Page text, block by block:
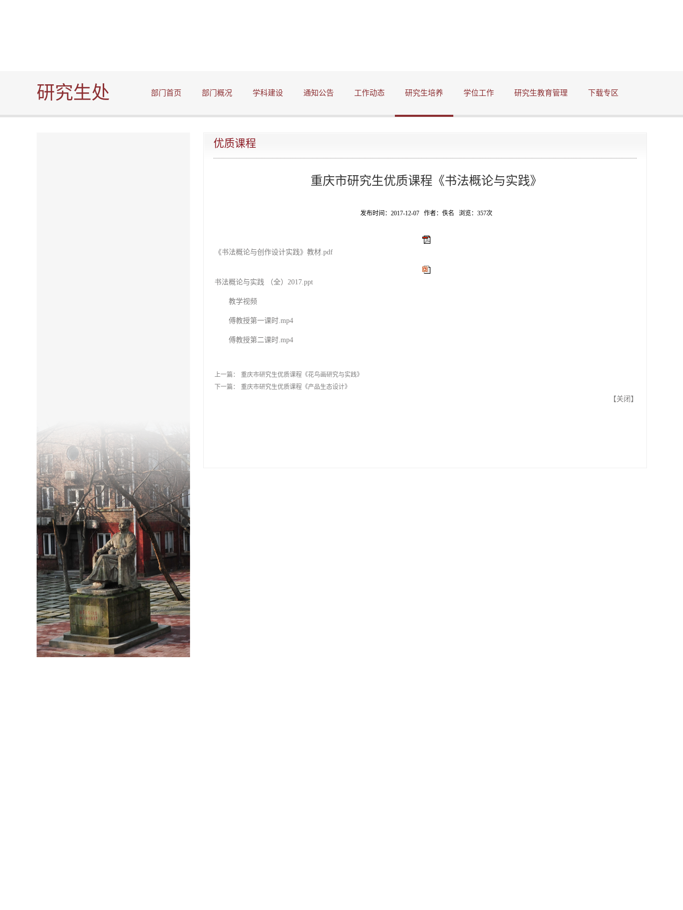
研究生处 部门首页 部门概况 学科建设 通知公告 工作动态 研究生培养 学位工作 研究生教育管理 下载专区
优质课程
重庆市研究生优质课程《书法概论与实践》
发布时间：2017-12-07 作者：佚名 浏览： 357次
《书法概论与创作设计实践》教材.pdf
书法概论与实践 （全）2017.ppt
教学视频
傅教授第一课时.mp4
傅教授第二课时.mp4
上一篇：
重庆市研究生优质课程《花鸟画研究与实践》
下一篇：
重庆市研究生优质课程《产品生态设计》
【关闭 】